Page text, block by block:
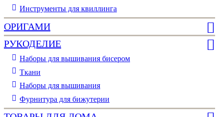
Инструменты для квиллинга
ОРИГАМИ
РУКОДЕЛИЕ
Наборы для вышивания бисером
Ткани
Наборы для вышивания
Фурнитура для бижутерии